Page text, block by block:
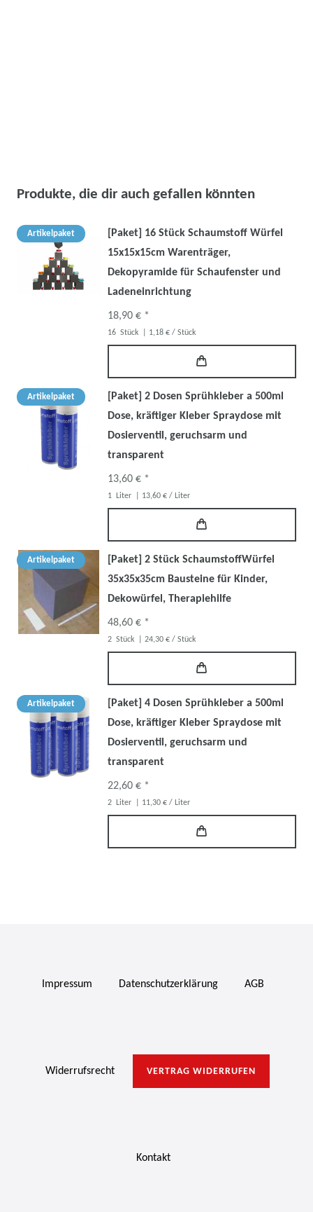
Produkte, die dir auch gefallen könnten
Artikelpaket
[Paket] 16 Stück Schaumstoff Würfel
15x15x15cm Warenträger,
Dekopyramide für Schaufenster und
Ladeneinrichtung
18,90 € *
16 Stück | 1,18 € / Stück
Artikelpaket
[Paket] 2 Dosen Sprühkleber a 500ml
Dose, kräftiger Kleber Spraydose mit
Dosierventil, geruchsarm und
transparent
13,60 € *
1 Liter | 13,60 € / Liter
Artikelpaket
[Paket] 2 Stück SchaumstoffWürfel
35x35x35cm Bausteine für Kinder,
Dekowürfel, Therapiehilfe
48,60 € *
2 Stück | 24,30 € / Stück
Artikelpaket
[Paket] 4 Dosen Sprühkleber a 500ml
Dose, kräftiger Kleber Spraydose mit
Dosierventil, geruchsarm und
transparent
22,60 € *
2 Liter | 11,30 € / Liter
Impressum Daten­schutz­erklärung AGB
Widerrufs­recht VERTRAG WIDERRUFEN
Kontakt